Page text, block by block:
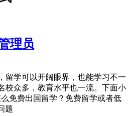
理员
留学可以开阔眼界，也能学习不一
校众多，教育水平也一流。下面小
免费出国留学？免费留学或者低
题